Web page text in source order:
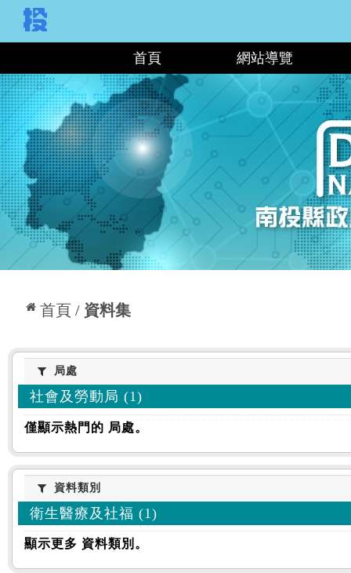
首頁 網站導覽
首頁 資料集
:::
局處局處
社會及勞動局 (1)
僅顯示熱門的 局處。
資料類別
資料類別
衛生醫療及社福 (1)
顯示更多 資料類別。